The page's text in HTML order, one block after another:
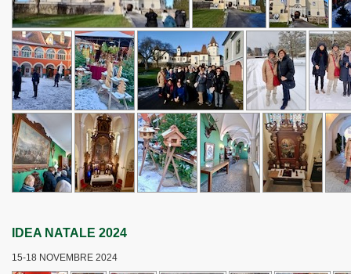
IDEA NATALE 2024
15-18 NOVEMBRE 2024